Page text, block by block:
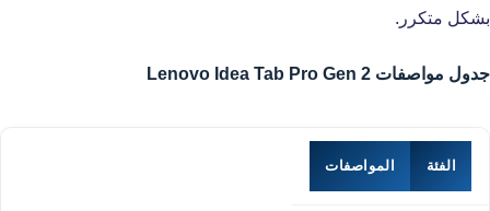
بشكل متكرر.
جدول مواصفات Lenovo Idea Tab Pro Gen 2
الفئة المواصفات